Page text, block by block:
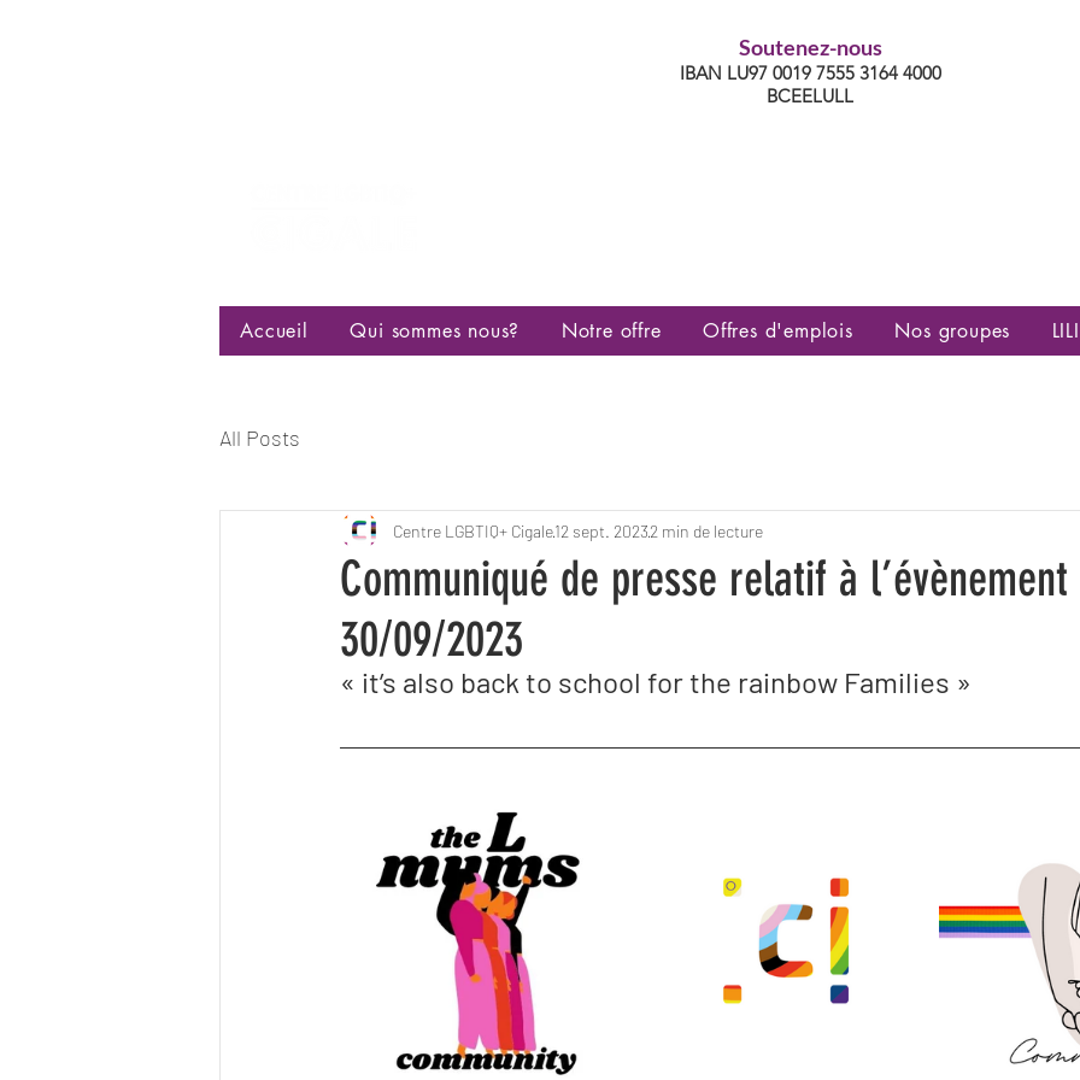
Soutenez-nous
IBAN LU97 0019 7555 3164 4000
BCEELULL
Accueil Qui sommes nous? Notre offre Offres d'emplois Nos groupes LILI
All Posts
Communiqué de presse relatif à l’évènement
30/09/2023
Centre LGBTIQ+ Cigale12 sept. 20232 min de lecture
« it’s also back to school for the rainbow Families »